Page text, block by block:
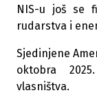
NIS-u još se
rudarstva i
Sjedinjene
oktobra
vlasništva.